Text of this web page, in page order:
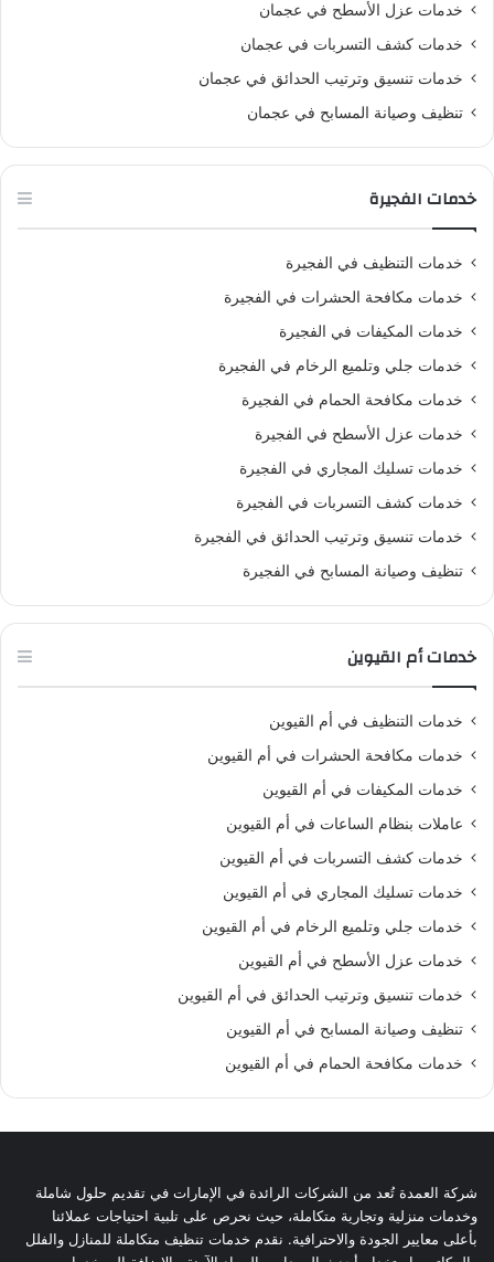
خدمات عزل الأسطح في عجمان
خدمات كشف التسربات في عجمان
خدمات تنسيق وترتيب الحدائق في عجمان
تنظيف وصيانة المسابح في عجمان
خدمات الفجيرة
خدمات التنظيف في الفجيرة
خدمات مكافحة الحشرات في الفجيرة
خدمات المكيفات في الفجيرة
خدمات جلي وتلميع الرخام في الفجيرة
خدمات مكافحة الحمام في الفجيرة
خدمات عزل الأسطح في الفجيرة
خدمات تسليك المجاري في الفجيرة
خدمات كشف التسربات في الفجيرة
خدمات تنسيق وترتيب الحدائق في الفجيرة
تنظيف وصيانة المسابح في الفجيرة
خدمات أم القيوين
خدمات التنظيف في أم القيوين
خدمات مكافحة الحشرات في أم القيوين
خدمات المكيفات في أم القيوين
عاملات بنظام الساعات في أم القيوين
خدمات كشف التسربات في أم القيوين
خدمات تسليك المجاري في أم القيوين
خدمات جلي وتلميع الرخام في أم القيوين
خدمات عزل الأسطح في أم القيوين
خدمات تنسيق وترتيب الحدائق في أم القيوين
تنظيف وصيانة المسابح في أم القيوين
خدمات مكافحة الحمام في أم القيوين
شركة العمدة تُعد من الشركات الرائدة في الإمارات في تقديم حلول شاملة
وخدمات منزلية وتجارية متكاملة، حيث نحرص على تلبية احتياجات عملائنا
بأعلى معايير الجودة والاحترافية. نقدم خدمات تنظيف متكاملة للمنازل والفلل